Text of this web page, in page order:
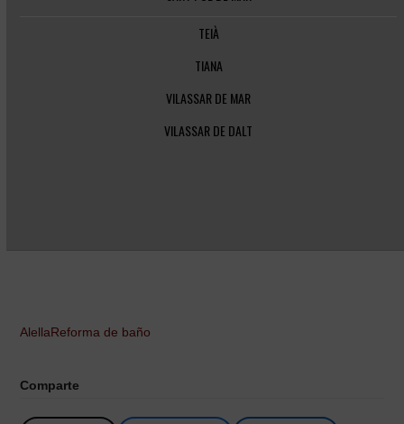
TEIÀ
TIANA
VILASSAR DE MAR
VILASSAR DE DALT
AlellaReforma de baño
Comparte